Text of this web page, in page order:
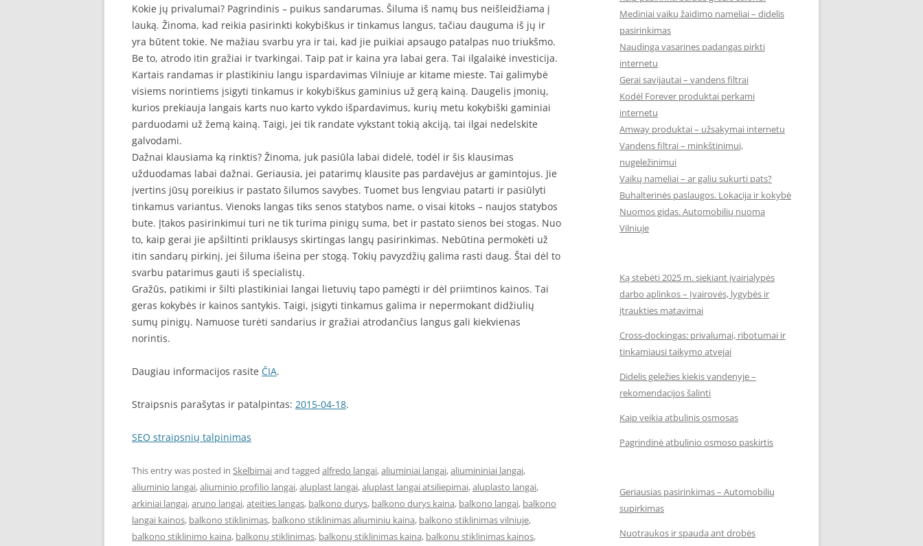
Kokie jų privalumai? Pagrindinis – puikus sandarumas. Šiluma iš namų bus neišleidžiama į
lauką. Žinoma, kad reikia pasirinkti kokybiškus ir tinkamus langus, tačiau dauguma iš jų ir
yra būtent tokie. Ne mažiau svarbu yra ir tai, kad jie puikiai apsaugo patalpas nuo triukšmo.
Be to, atrodo itin gražiai ir tvarkingai. Taip pat ir kaina yra labai gera. Tai ilgalaikė investicija.
Kartais randamas ir plastikiniu langu ispardavimas Vilniuje ar kitame mieste. Tai galimybė
visiems norintiems įsigyti tinkamus ir kokybiškus gaminius už gerą kainą. Daugelis įmonių,
kurios prekiauja langais karts nuo karto vykdo išpardavimus, kurių metu kokybiški gaminiai
parduodami už žemą kainą. Taigi, jei tik randate vykstant tokią akciją, tai ilgai nedelskite
galvodami.
Dažnai klausiama ką rinktis? Žinoma, juk pasiūla labai didelė, todėl ir šis klausimas
užduodamas labai dažnai. Geriausia, jei patarimų klausite pas pardavėjus ar gamintojus. Jie
įvertins jūsų poreikius ir pastato šilumos savybes. Tuomet bus lengviau patarti ir pasiūlyti
tinkamus variantus. Vienoks langas tiks senos statybos name, o visai kitoks – naujos statybos
bute. Įtakos pasirinkimui turi ne tik turima pinigų suma, bet ir pastato sienos bei stogas. Nuo
to, kaip gerai jie apšiltinti priklausys skirtingas langų pasirinkimas. Nebūtina permokėti už
itin sandarų pirkinį, jei šiluma išeina per stogą. Tokių pavyzdžių galima rasti daug. Štai dėl to
svarbu patarimus gauti iš specialistų.
Gražūs, patikimi ir šilti plastikiniai langai lietuvių tapo pamėgti ir dėl priimtinos kainos. Tai
geras kokybės ir kainos santykis. Taigi, įsigyti tinkamus galima ir nepermokant didžiulių
sumų pinigų. Namuose turėti sandarius ir gražiai atrodančius langus gali kiekvienas
norintis.
Daugiau informacijos rasite ČIA.
Straipsnis parašytas ir patalpintas: 2015-04-18.
SEO straipsnių talpinimas
This entry was posted in Skelbimaiand tagged alfredo langai,aliuminiai langai,aliumininiai langai,
aliuminio langai,aliuminio profilio langai,aluplast langai,aluplast langai atsiliepimai,aluplasto langai,
arkiniai langai,aruno langai,ateities langas, balkono durys, balkono durys kaina, balkono langai, balkono
langai kainos, balkono stiklinimas, balkono stiklinimas aliuminiu kaina, balkono stiklinimas vilniuje,
balkono stiklinimo kaina, balkonų stiklinimas, balkonų stiklinimas kaina, balkonu stiklinimas kainos,
Mediniai vaikų žaidimo nameliai – didelis
pasirinkimas
Naudinga vasarines padangas pirkti
internetu
Gerai savijautai – vandens filtrai
Kodėl Forever produktai perkami
internetu
Amway produktai – užsakymai internetu
Vandens filtrai – minkštinimui,
nugeležinimui
Vaikų nameliai – ar galiu sukurti pats?
Buhalterinės paslaugos. Lokacija ir kokybė
Nuomos gidas. Automobilių nuoma
Vilniuje
Ką stebėti 2025 m. siekiant įvairialypės
darbo aplinkos – Įvairovės, lygybės ir
įtraukties matavimai
Cross-dockingas: privalumai, ribotumai ir
tinkamiausi taikymo atvejai
Didelis geležies kiekis vandenyje –
rekomendacijos šalinti
Kaip veikia atbulinis osmosas
Pagrindinė atbulinio osmoso paskirtis
Geriausias pasirinkimas – Automobilių
supirkimas
Nuotraukos ir spauda ant drobės